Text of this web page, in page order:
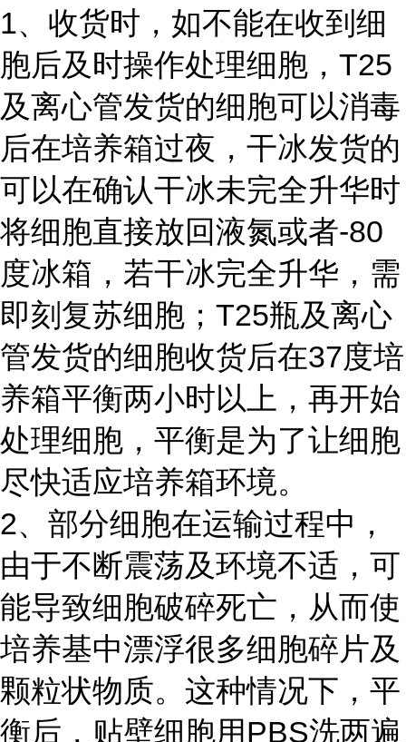
1、收货时，如不能在收到细
胞后及时操作处理细胞，T25
及离心管发货的细胞可以消毒
后在培养箱过夜，干冰发货的
可以在确认干冰未完全升华时
将细胞直接放回液氮或者-80
度冰箱，若干冰完全升华，需
即刻复苏细胞；T25瓶及离心
管发货的细胞收货后在37度培
养箱平衡两小时以上，再开始
处理细胞，平衡是为了让细胞
尽快适应培养箱环境。
2、部分细胞在运输过程中，
由于不断震荡及环境不适，可
能导致细胞破碎死亡，从而使
培养基中漂浮很多细胞碎片及
颗粒状物质。这种情况下，平
衡后，贴壁细胞用PBS洗两遍